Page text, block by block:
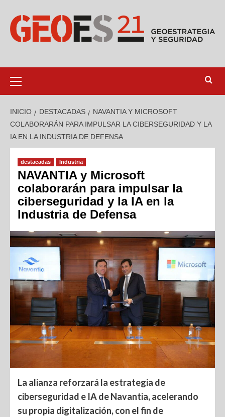
INICIO DESTACADAS
NAVANTIA Y MICROSOFT
COLABORARÁN PARA IMPULSAR LA CIBERSEGURIDAD Y LA
IA EN LA INDUSTRIA DE DEFENSA
destacadas Industria
NAVANTIA y Microsoft
colaborarán para impulsar la
ciberseguridad y la IA en la
Industria de Defensa
La alianza reforzará la estrategia de
ciberseguridad e IA de Navantia, acelerando
su propia digitalización, con el fin de